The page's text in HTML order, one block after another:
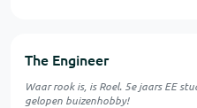
The Engineer
Waar rook is, is Roel. 5e jaars EE
gelopen buizenhobby!